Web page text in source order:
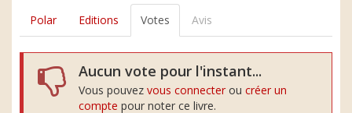
Polar Editions Votes Avis
Aucun vote pour l'instant...
Vous pouvez vous connecter ou créer un
compte pour noter ce livre.